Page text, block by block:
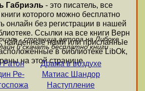
Габриэль - это писатель, все
которого можно бесплатно
онлайн без регистрации в нашей
Ссылки на все книги Верн
найденные нами или присланные
в библиотеке LibOk,
на этой странице.
- страница автора на Либоке -
и скачать бесплатно книги
Ратон
Ре-
Драма в воздухе
Матиас Шандор
Наступление